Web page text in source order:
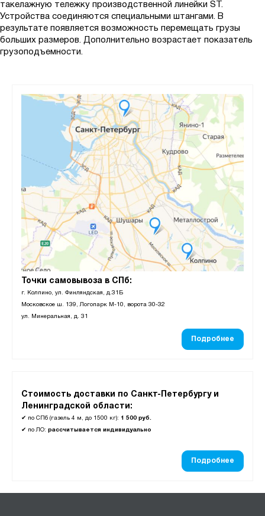
Точки самовывоза в СПб:
г. Колпино, ул. Финляндская, д.31Б
Московское ш. 139, Логопарк М-10, ворота 30-32
ул. Минеральная, д. 31
Подробнее
Стоимость доставки по Санкт-Петербургу и
Ленинградской области:
✔ по СПб (газель 4 м, до 1500 кг): 1 500 руб.
✔ по ЛО: рассчитывается индивидуально
Подробнее
такелажную тележку производственной линейки ST.
Устройства соединяются специальными штангами. В
результате появляется возможность перемещать грузы
больших размеров. Дополнительно возрастает показатель
грузоподъемности.